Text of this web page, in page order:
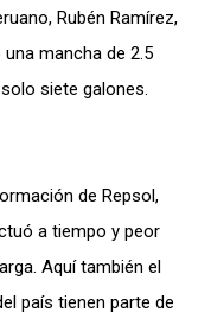
Rubén Ramírez,
mancha de 2.5
siete galones.
de Repsol,
a tiempo y peor
Aquí también el
país tienen parte de